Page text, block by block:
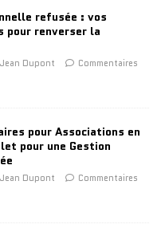
refusée : vos
pour renverser la
Jean Dupont
Commentaires
pour Associations en
pour une Gestion
Jean Dupont
Commentaires